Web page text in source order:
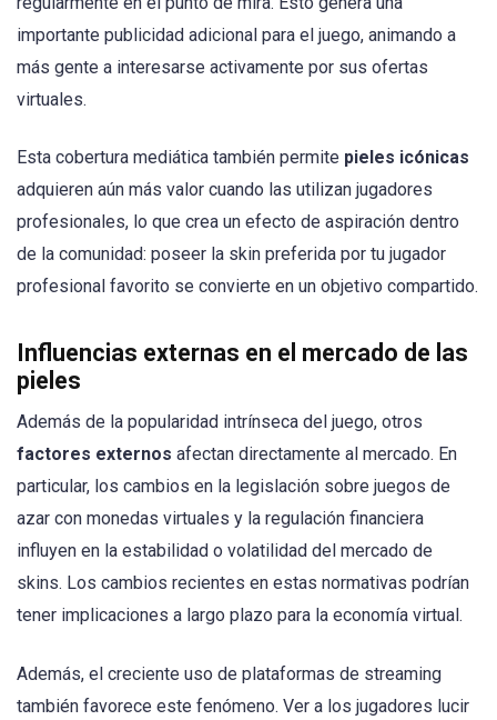
importante publicidad adicional para el juego, animando a
más gente a interesarse activamente por sus ofertas
virtuales.
Esta cobertura mediática también permite pieles icónicas
adquieren aún más valor cuando las utilizan jugadores
profesionales, lo que crea un efecto de aspiración dentro
de la comunidad: poseer la skin preferida por tu jugador
profesional favorito se convierte en un objetivo compartido.
Influencias externas en el mercado de las
pieles
Además de la popularidad intrínseca del juego, otros
factores externos afectan directamente al mercado. En
particular, los cambios en la legislación sobre juegos de
azar con monedas virtuales y la regulación financiera
influyen en la estabilidad o volatilidad del mercado de
skins. Los cambios recientes en estas normativas podrían
tener implicaciones a largo plazo para la economía virtual.
Además, el creciente uso de plataformas de streaming
también favorece este fenómeno. Ver a los jugadores lucir